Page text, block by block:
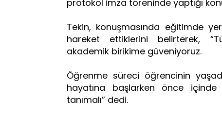
protokol imza töreninde yaptığı
Tekin, konuşmasında eğitimde
hareket ettiklerini belirterek,
akademik birikime güveniyoruz.
Öğrenme süreci öğrencinin
hayatına başlarken önce içinde
tanımalı” dedi.